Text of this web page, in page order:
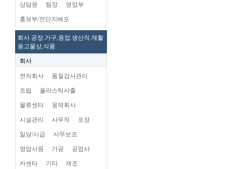
상담원 팀장 영업부
홍보부/전단지배포
회사.공장.가구,용접.생산직.재활
용고물상,식품
회사
전자회사 품질검사관리
조립 플라스틱사출
물류센타 용역회사
시설관리 사무직 포장
일당/시급 사무보조
영업사원 가공 공업사
카센타 기타 제조